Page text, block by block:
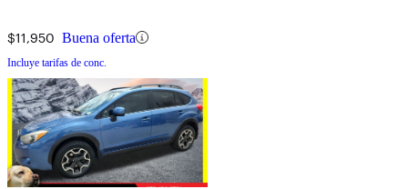
$11,950 Buena oferta
Incluye tarifas de conc.